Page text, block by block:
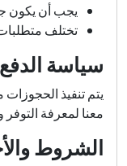
يجب أن يكون جواز
تختلف
سياسة
يتم تنفيذ
معنا لمعرفة التوفر
الشروط